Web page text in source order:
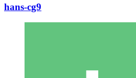
hans-cg9